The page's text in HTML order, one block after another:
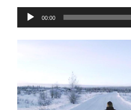
Lecteur
audio
00:00